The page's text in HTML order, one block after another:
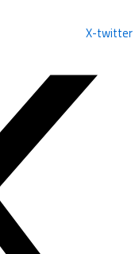
X-twitter